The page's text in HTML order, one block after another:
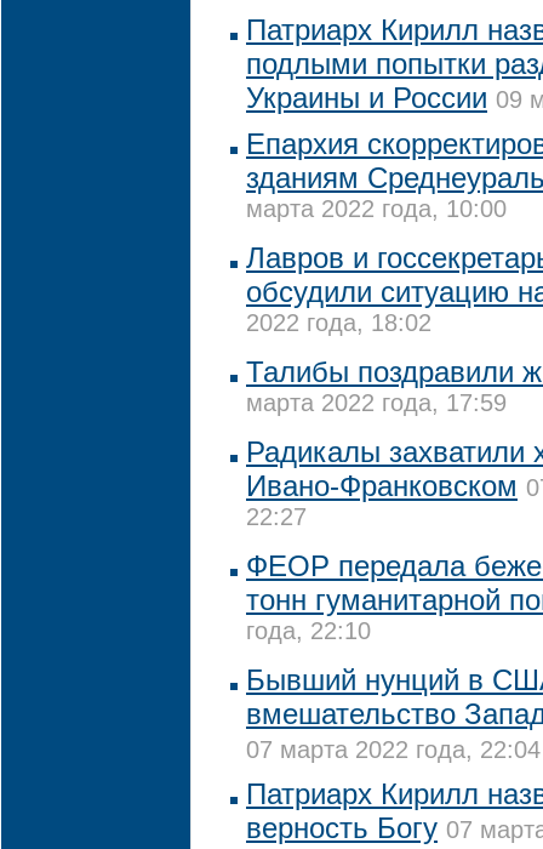
Патриарх Кирилл
подлыми попытки
Украины и России 09
Епархия
зданиям
марта 2022 года, 10:00
Лавров и
обсудили ситуацию
2022 года, 18:02
Талибы поздравили
марта 2022 года, 17:59
Радикалы
Ивано-Франковском
22:27
ФЕОР передала
тонн гуманитарной
года, 22:10
Бывший нунций в
вмешательство
07 марта 2022 года, 22:04
Патриарх Кирилл
верность Богу 07